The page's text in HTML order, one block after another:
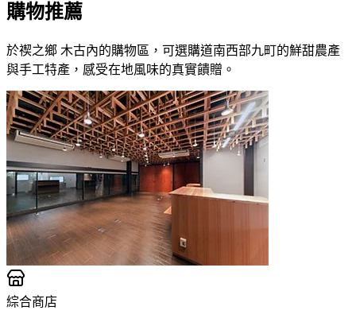
購物推薦
於禊之鄉 木古內的購物區，可選購道南西部九町的鮮甜農產
與手工特產，感受在地風味的真實饋贈。
綜合商店